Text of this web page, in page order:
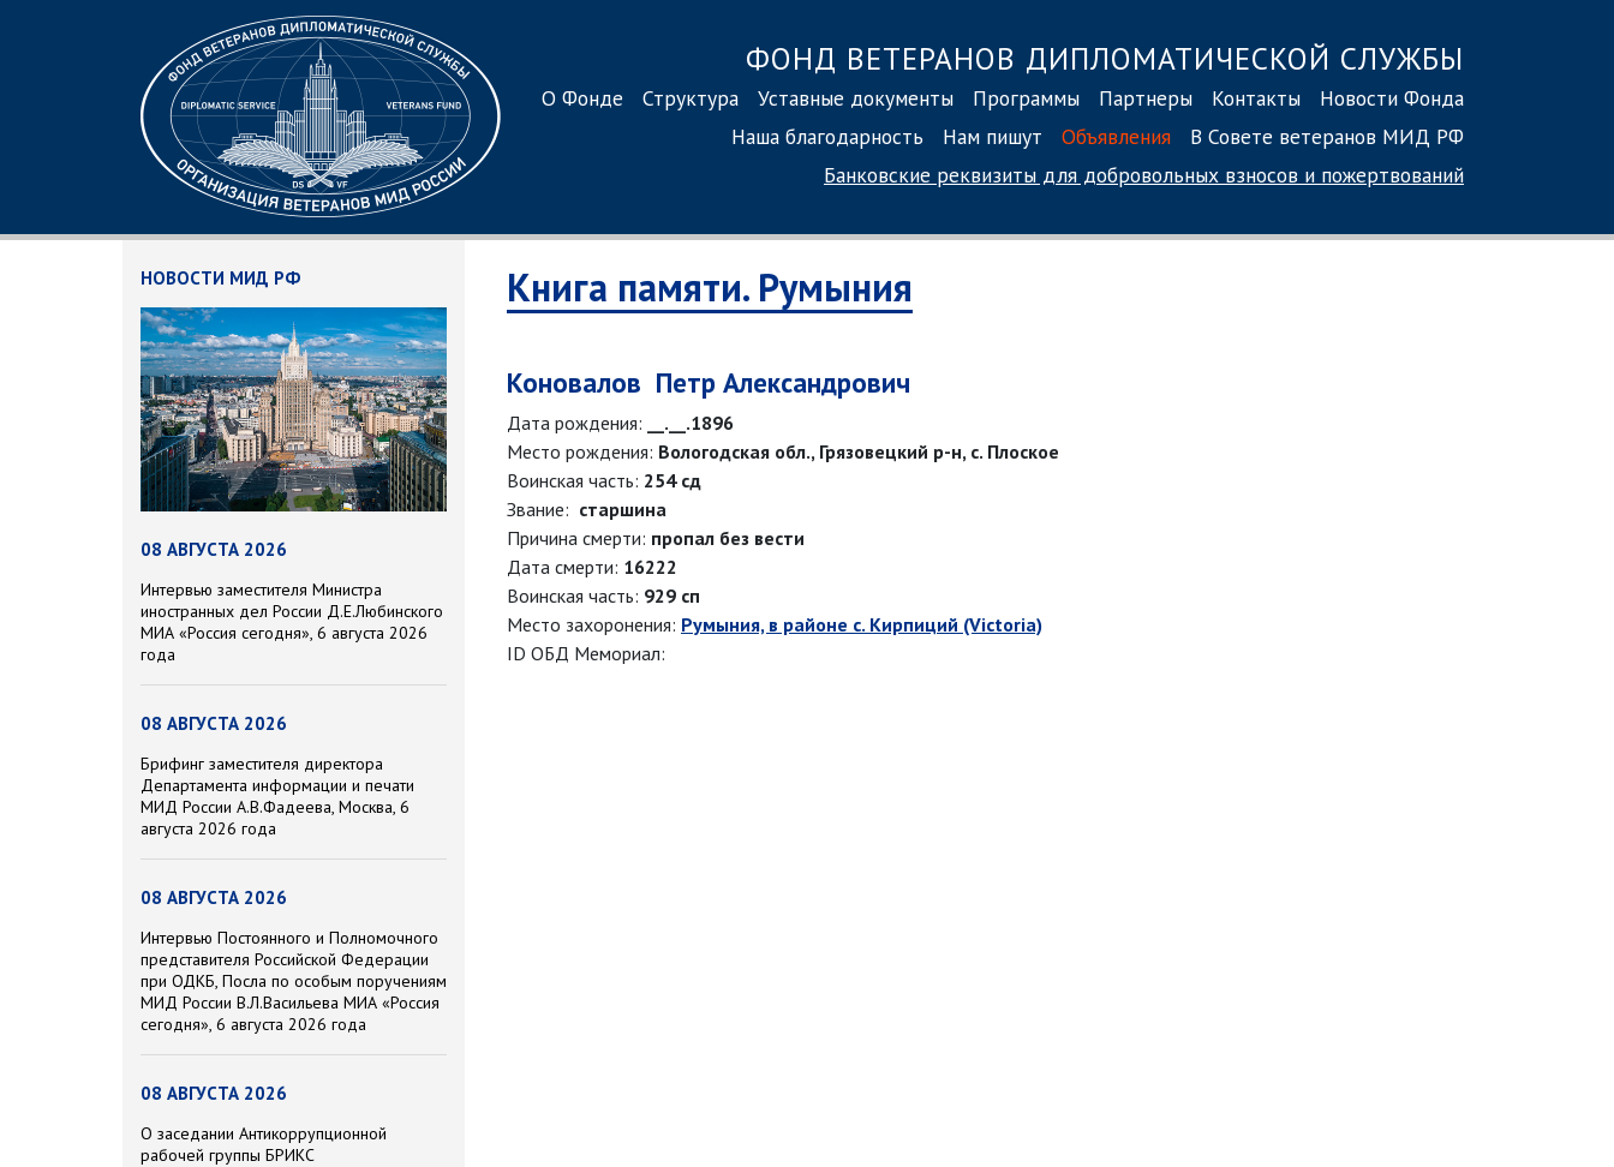
ФОНД ВЕТЕРАНОВ ДИПЛОМАТИЧЕСКОЙ СЛУЖБЫ
О Фонде Структура Уставные документы Программы Партнеры Контакты
Новости Фонда
Наша благодарность
Нам пишут Объявления
В Совете ветеранов МИД РФ
Банковские реквизиты для добровольных взносов и пожертвований
НОВОСТИ МИД РФ
08 АВГУСТА 2026
Интервью заместителя Министра
иностранных дел России Д.Е.Любинского
МИА «Россия сегодня», 6 августа 2026
года
08 АВГУСТА 2026
Брифинг заместителя директора
Департамента информации и печати
МИД России А.В.Фадеева, Москва, 6
августа 2026 года
08 АВГУСТА 2026
Интервью Постоянного и Полномочного
представителя Российской Федерации
при ОДКБ, Посла по особым поручениям
МИД России В.Л.Васильева МИА «Россия
сегодня», 6 августа 2026 года
08 АВГУСТА 2026
О заседании Антикоррупционной
рабочей группы БРИКС
Книга памяти. Румыния
Коновалов Петр Александрович
Дата рождения:
__.__.1896
Место рождения: Вологодская обл., Грязовецкий р-н, с. Плоское
Воинская часть: 254 сд
Звание: старшина
Причина смерти: пропал без вести
Дата смерти: 16222
Воинская часть: 929 сп
Место захоронения: Румыния, в районе с. Кирпиций (Victoria)
ID ОБД Мемориал: